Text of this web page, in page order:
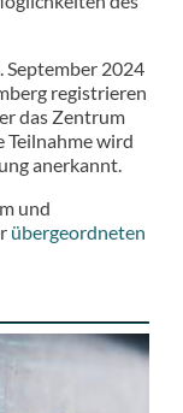
September 2024
registrieren
das Zentrum
wird
anerkannt.
und
übergeordneten